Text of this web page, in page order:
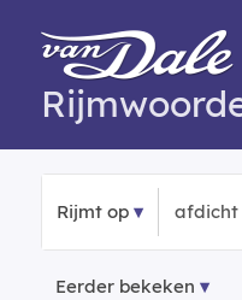
Rijmt op
Eerder bekeken